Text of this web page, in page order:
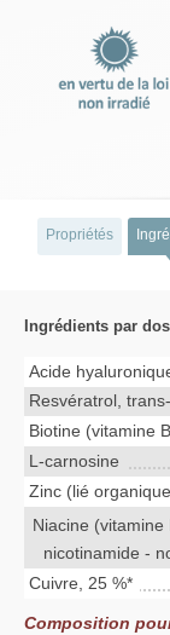
Propriétés
Ingrédients par
Acide
Resvératrol,
Biotine (vitamine
L-carnosine
Zinc (lié
Niacine (vitamine
nicotinamide -
Cuivre, 25 %*
Composition